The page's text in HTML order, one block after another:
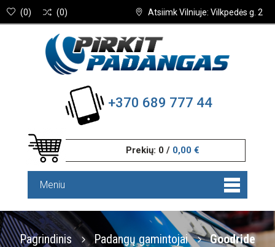
Atsiimk Vilniuje: Vilkpedės g. 2
(0) (0)
+370 689 777 44
Prekių: 0 / 0,00 €
Meniu
Pagrindinis Padangų gamintojai Goodride